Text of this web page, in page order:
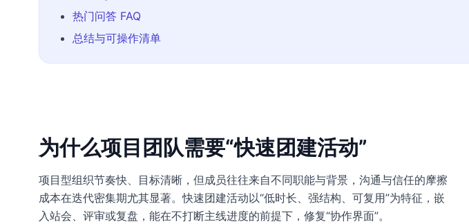
热门问答 FAQ
总结与可操作清单
为什么项目团队需要“快速团建活动”
项目型组织节奏快、目标清晰，但成员往往来自不同职能与背景，沟通与信任的摩擦
成本在迭代密集期尤其显著。快速团建活动以“低时长、强结构、可复用”为特征，嵌
入站会、评审或复盘，能在不打断主线进度的前提下，修复“协作界面”。